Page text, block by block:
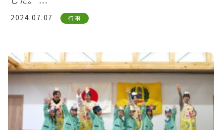
2024.07.07 行事
Warning: Undefined variable $post_id in
/home/ikuyoukai/ikuyoukai.jp/public_html/
content/themes/aoba/lib/include/news-
box.phpon line7